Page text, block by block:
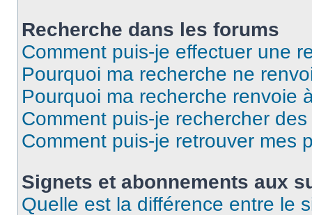
Recherche dans les forums
Comment puis-je effectuer une
Pourquoi ma recherche ne
Pourquoi ma recherche renvoie
Comment puis-je rechercher
Comment puis-je retrouver mes
Signets et abonnements aux
Quelle est la différence entre le